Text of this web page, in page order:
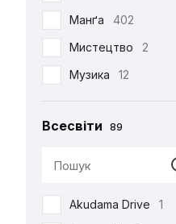
Манґа
402
Мистецтво
2
Музика
12
Мультфільми
220
Новорічна
Романтична
22
Всесвіти 89
Akudama Drive
1